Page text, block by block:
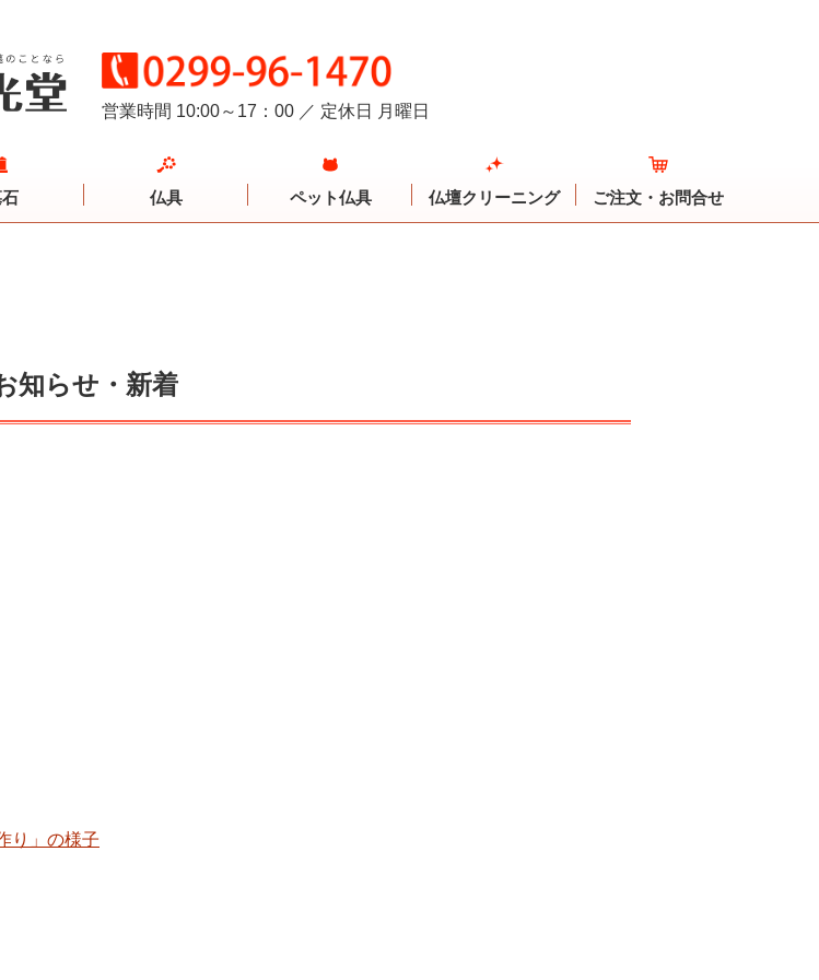
営業時間 10:00～17：00 ／ 定休日 月曜日
仏具 ペット仏具 仏壇クリーニング ご注文・お問合せ
知らせ・新着
り」の様子